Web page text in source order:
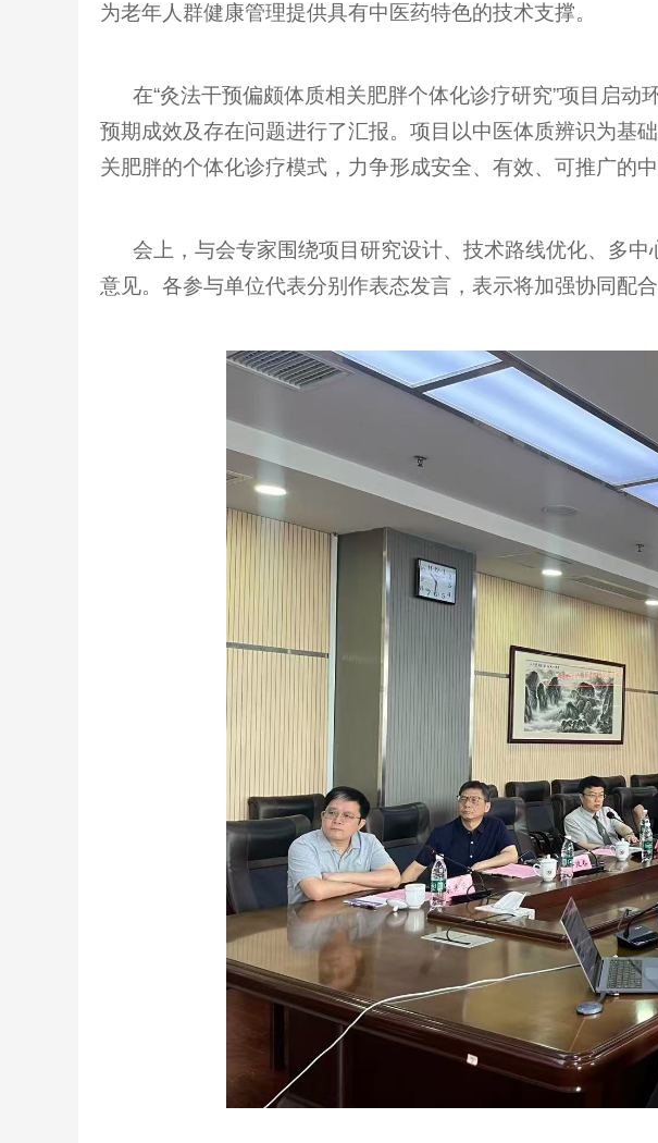
为老年人群健康管理提供具有中医药特色的技术支撑。
在“灸法干预偏颇体质相关肥胖个体化诊疗研究”项目启动
预期成效及存在问题进行了汇报。项目以中医体质辨识为基
关肥胖的个体化诊疗模式，力争形成安全、有效、可推广的中
会上，与会专家围绕项目研究设计、技术路线优化、多中
意见。各参与单位代表分别作表态发言，表示将加强协同配